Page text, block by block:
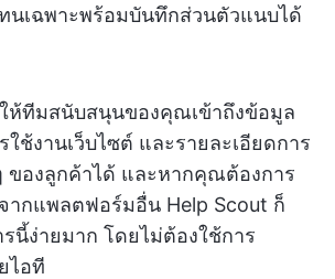
นเฉพาะพร้อมบันทึกส่วนตัวแนบได้
ห้ทีมสนับสนุนของคุณเข้าถึงข้อมูล
ใช้งานเว็บไซต์ และรายละเอียดการ
ของลูกค้าได้ และหากคุณต้องการ
ากแพลตฟอร์มอื่น Help Scout ก็
นี้ง่ายมาก โดยไม่ต้องใช้การ
ไอที